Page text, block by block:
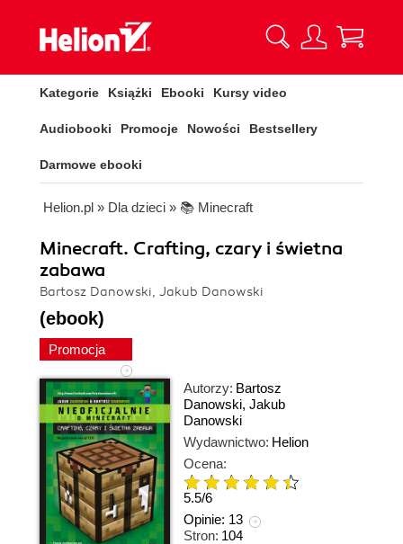
Kategorie Książki Ebooki Kursy video
Audiobooki Promocje Nowości Bestsellery
Darmowe ebooki
Helion.pl » Dla dzieci » 📚 Minecraft
Minecraft. Crafting, czary i świetna
zabawa
Bartosz Danowski, Jakub Danowski
(ebook)
Promocja
Autorzy: Bartosz
Danowski, Jakub
Danowski
Wydawnictwo: Helion
Ocena:
5.5/6
Opinie: 13
Stron: 104